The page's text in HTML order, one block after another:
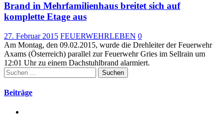
Brand in Mehrfamilienhaus breitet sich auf
komplette Etage aus
27. Februar 2015 FEUERWEHRLEBEN 0
Am Montag, den 09.02.2015, wurde die Drehleiter der Feuerwehr
Axams (Österreich) parallel zur Feuerwehr Gries im Sellrain um
12:01 Uhr zu einem Dachstuhlbrand alarmiert.
Suchen
nach:
Beiträge